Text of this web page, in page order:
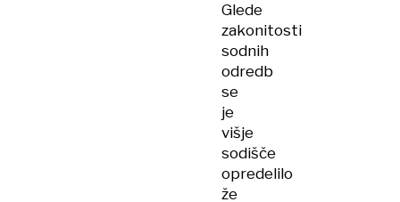
Glede
zakonitosti
sodnih
odredb
se
je
višje
sodišče
opredelilo
že